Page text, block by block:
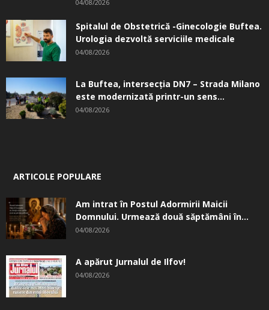
04/08/2026
Spitalul de Obstetrică -Ginecologie Buftea.
Urologia dezvoltă serviciile medicale
04/08/2026
La Buftea, intersecţia DN7 – Strada Milano
este modernizată printr-un sens...
04/08/2026
ARTICOLE POPULARE
Am intrat în Postul Adormirii Maicii
Domnului. Urmează două săptămâni în...
04/08/2026
A apărut Jurnalul de Ilfov!
04/08/2026